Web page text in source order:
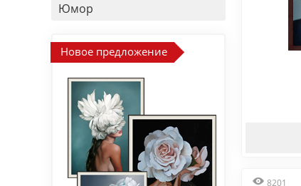
Юмор
Новое предложение
8201